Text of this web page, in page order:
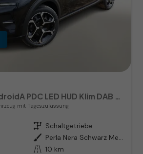
mit Tageszulassung
Getriebe Schaltgetriebe
Außenfarbe
Perla Nera Schwarz Metallic / Da
Kilometerstand 10 km